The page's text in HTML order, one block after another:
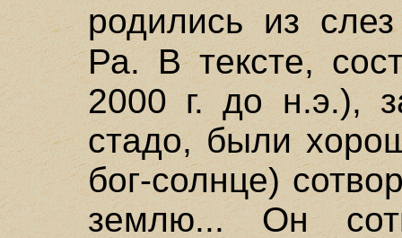
родились из
Ра. В тексте,
2000 г. до н.э.),
стадо, были
бог-солнце)
землю... Он